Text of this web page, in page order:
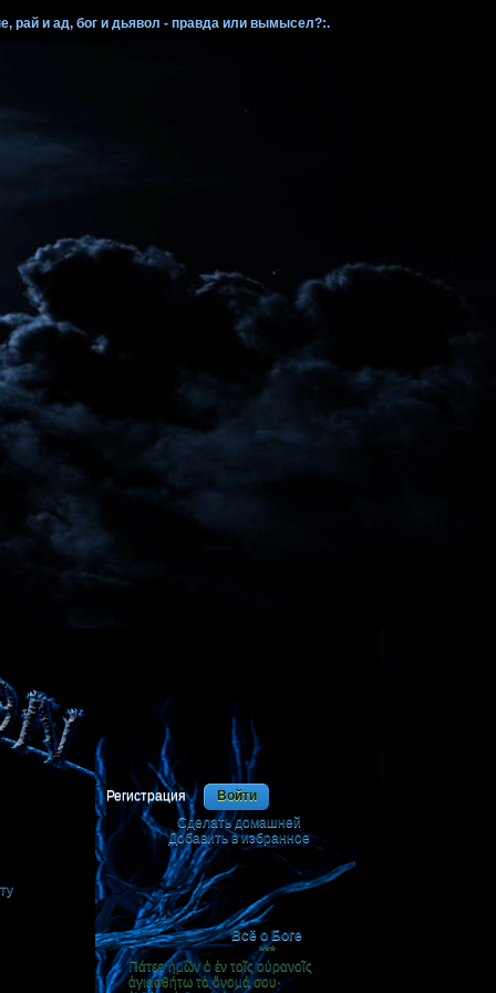
рай и ад, бог и дьявол - правда или вымысел?:.
Регистрация
Войти
Сделать домашней
|
Добавить в избранное
Всё о Боге
***
Πάτερ ἡμῶν ὁ ἐν τοῖς οὐρανοῖς
ἁγιασθήτω τὸ ὄνομά σου·